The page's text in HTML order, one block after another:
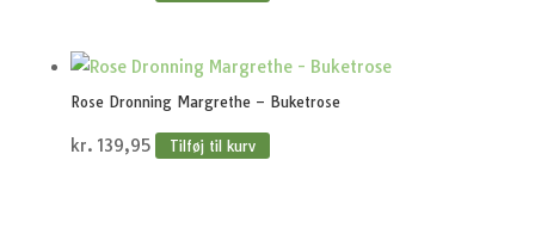
Rose Dronning Margrethe – Buketrose
kr. 139,95 Tilføj til kurv